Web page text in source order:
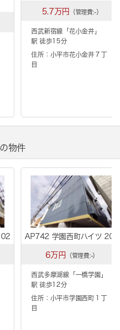
5.7万円 （管理費:-）
西武新宿線「 花小金井」
駅 徒歩15分
住所：小平市花小金井７丁
目
物件
AP742 学園西町ハイツ 202
6万円 （管理費:-）
西武多摩湖線「 一橋学園 」
駅 徒歩12分
住所：小平市学園西町１丁
目